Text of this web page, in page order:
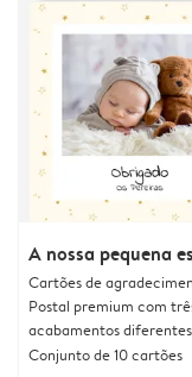
A nossa pequena
Cartões de
Postal premium com
acabamentos diferentes
Conjunto de 10 cartões